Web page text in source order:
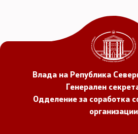
Влада на Република
Генерален
Одделение за соработка
организации